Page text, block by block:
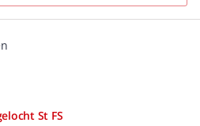
St FS